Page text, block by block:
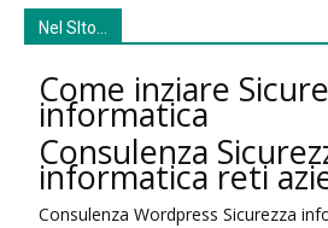
Nel SIto…
Come inziare
informatica
Consulenza
informatica reti
Consulenza Wordpress Sicurezza